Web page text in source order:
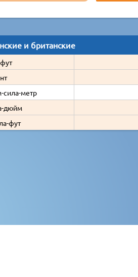
и британские
сила-метр
дюйм
фут